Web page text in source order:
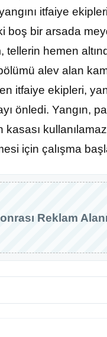
itfaiye
boş bir arsada
tellerin hemen
alev alan
itfaiye ekipleri,
önledi. Yangın,
için çalışma
Reklam Alanı